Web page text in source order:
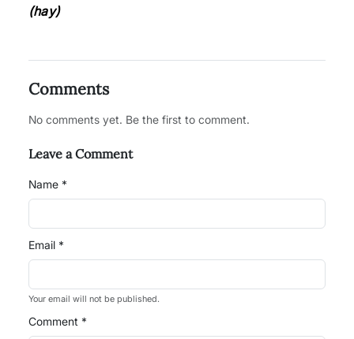
(hay)
Comments
No comments yet. Be the first to comment.
Leave a Comment
Name *
Email *
Your email will not be published.
Comment *